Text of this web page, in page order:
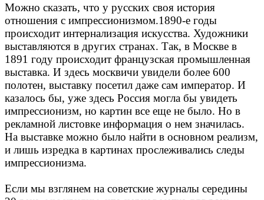
Можно сказать, что у русских своя история
отношения с импрессионизмом.1890-е годы
происходит интернализация искусства. Художники
выставляются в других странах. Так, в Москве в
1891 году происходит французская промышленная
выставка. И здесь москвичи увидели более 600
полотен, выставку посетил даже сам император. И
казалось бы, уже здесь Россия могла бы увидеть
импрессионизм, но картин все еще не было. Но в
рекламной листовке информация о нем значилась.
На выставке можно было найти в основном реализм,
и лишь изредка в картинах прослеживались следы
импрессионизма.
Если мы взглянем на советские журналы середины